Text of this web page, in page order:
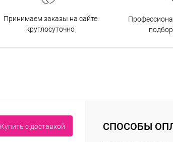
Принимаем заказы на сайте
круглосуточно
Купить c доставкой СПОСОБЫ